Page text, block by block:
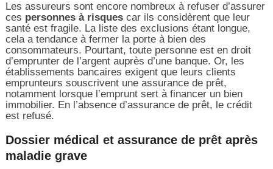
Les assureurs sont encore nombreux à refuser d’assurer
ces personnes à risquescar ils considèrent que leur
santé est fragile. La liste des exclusions étant longue,
cela a tendance à fermer la porte à bien des
consommateurs. Pourtant, toute personne est en droit
d’emprunter de l’argent auprès d’une banque. Or, les
établissements bancaires exigent que leurs clients
emprunteurs souscrivent une assurance de prêt,
notamment lorsque l’emprunt sert à financer un bien
immobilier. En l’absence d’assurance de prêt, le crédit
est refusé.
Dossier médical et assurance de prêt après
maladie grave